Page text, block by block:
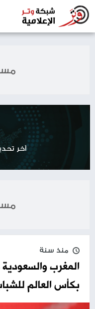
آخر
منذ سنة
المغرب
بكأس العالم